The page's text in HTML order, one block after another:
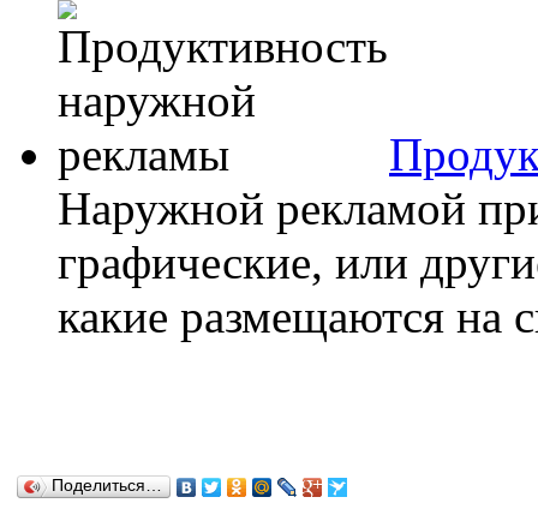
Наружной рекламой
графические, или
какие размещаются на
Поделиться…